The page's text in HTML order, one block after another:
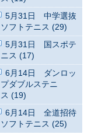
5月31日 中学選抜
ソフトテニス (29)
5月31日 国スポテ
ニス (17)
6月14日 ダンロッ
プダブルステニ
ス (19)
6月14日 全道招待
ソフトテニス (25)